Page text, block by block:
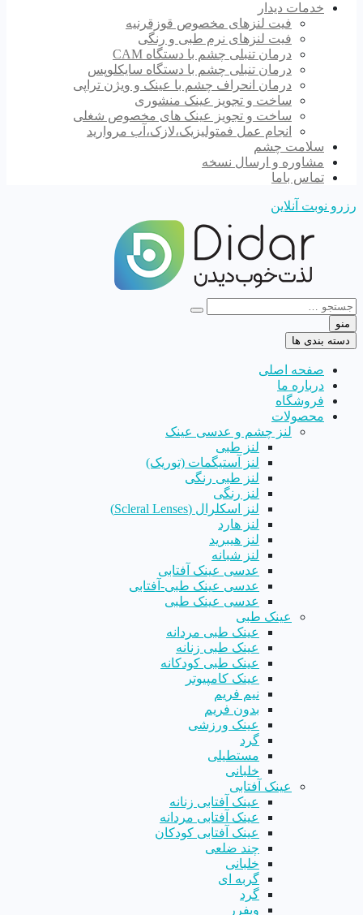
خدمات دیدار
فیت لنزهای مخصوص قوزقرنیه
فیت لنزهای نرم طبی و رنگی
درمان تنبلی چشم با دستگاه CAM
درمان تنبلی چشم با دستگاه سایکلوپس
درمان انحراف چشم با عینک و ویژن تراپی
ساخت و تجویز عینک منشوری
ساخت و تجویز عینک های مخصوص شغلی
انجام عمل فمتولیزیک،لازک،آب مروارید
سلامت چشم
مشاوره و ارسال نسخه
تماس باما
رزرو نوبت آنلاین
منو
دسته بندی ها
صفحه اصلی
درباره ما
فروشگاه
محصولات
لنز چشم و عدسی عینک
لنز طبی
لنز آستیگمات (توریک)
لنز طبی رنگی
لنز رنگی
لنز اسکلرال (Scleral Lenses)
لنز هارد
لنز هیبرید
لنز شبانه
عدسی عینک آفتابی
عدسی عینک طبی-آفتابی
عدسی عینک طبی
عینک طبی
عینک طبی مردانه
عینک طبی زنانه
عینک طبی کودکانه
عینک کامپیوتر
نیم فریم
بدون فریم
عینک ورزشی
گرد
مستطیلی
خلبانی
عینک آفتابی
عینک آفتابی زنانه
عینک آفتابی مردانه
عینک آفتابی کودکان
چند ضلعی
خلبانی
گربه ای
گرد
ویفرر